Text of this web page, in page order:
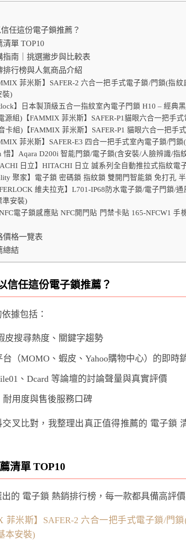
任這份電子鎖推薦？
清單 TOP10
指南｜挑選撇步與比較表
排行榜與人氣商品介紹
菲米斯】SAFER-2 六合一把手式電子鎖/門鎖(指
裝)
】日本製頂級五合一指紋室內電子門鎖 H10 – 經典黑
源組)【FAMMIX 菲米斯】SAFER-P1貓眼六合一把手式
卡組)【FAMMIX 菲米斯】SAFER-P1 貓眼六合一把手
菲米斯】SAFER-E3 四合一把手式室內電子鎖/門
惜】Aqara D200i 智能門鎖/電子鎖(含安裝/人臉辨識/指
日立】HITACHI 日立 誠系列全自動推拉式指紋電
聚家】電子鎖 密碼鎖 指紋鎖 雙開門智能鎖 免打孔
維夫拉克】L701-IP68防水電子鎖/電子門鎖/
準安裝)
電子鎖感應貼 NFC開門貼 門禁卡貼 165-NFCW1
價格一覽表
總結
信任這份電子鎖推薦？
據包括：
皮搜尋熱度、關鍵字趨勢
（MOMO、蝦皮、Yahoo購物中心）的即時
、Dcard 等論壇的討論聲量與真實評價
耐用度與售後服務口碑
叉比對，我整理出真正值得推薦的 電子鎖
清單 TOP10
的 電子鎖 熱銷排行榜，每一款都具備高評
菲米斯】SAFER-2 六合一把手式電子鎖/門
本安裝)